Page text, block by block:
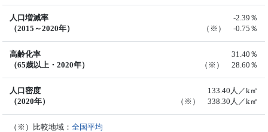
人口増減率
（2015～2020年）
-2.39％
（※） -0.75％
高齢化率
（65歳以上・2020年）
31.40％
（※） 28.60％
人口密度
（2020年）
133.40人／k㎡
（※） 338.30人／k㎡
（※）比較地域：全国平均